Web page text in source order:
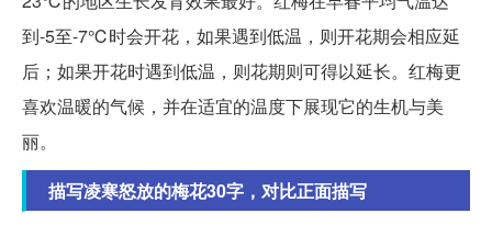
到-5至-7℃时会开花，如果遇到低温，则开花期会相应延
后；如果开花时遇到低温，则花期则可得以延长。红梅更
喜欢温暖的气候，并在适宜的温度下展现它的生机与美
丽。
描写凌寒怒放的梅花30字，对比正面描写